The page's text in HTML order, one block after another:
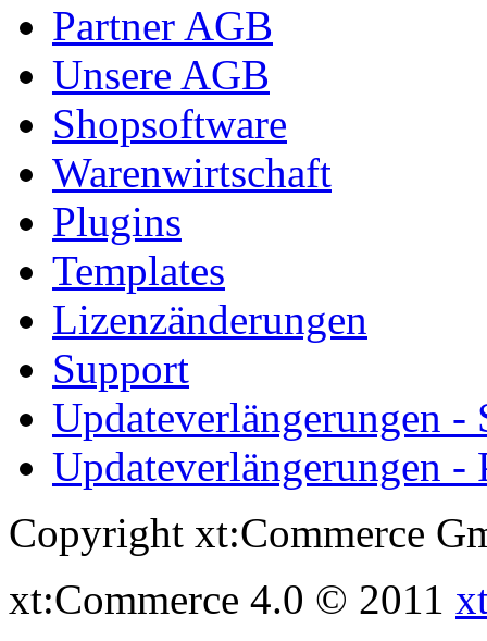
Partner AGB
Unsere AGB
Shopsoftware
Warenwirtschaft
Plugins
Templates
Lizenzänderungen
Support
Updateverlängerungen -
Updateverlängerungen -
Copyright xt:Commerce
xt:Commerce 4.0 © 2011